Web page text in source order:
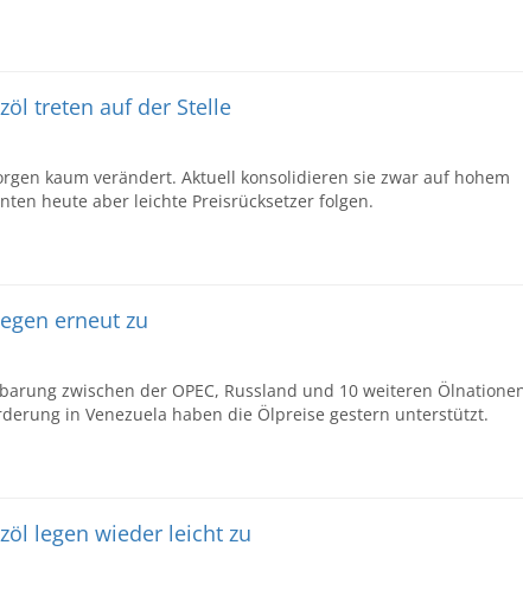
treten auf der Stelle
kaum verändert. Aktuell konsolidieren sie zwar auf hohem
heute aber leichte Preisrücksetzer folgen.
erneut zu
zwischen der OPEC, Russland und 10 weiteren
in Venezuela haben die Ölpreise gestern unterstützt.
legen wieder leicht zu